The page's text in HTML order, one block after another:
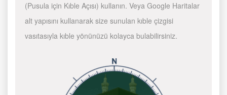
(Pusula için Kıble Açısı) kullanın. Veya Google Haritalar
alt yapısını kullanarak size sunulan kıble çizgisi
vasıtasıyla kıble yönünüzü kolayca bulabilirsiniz.